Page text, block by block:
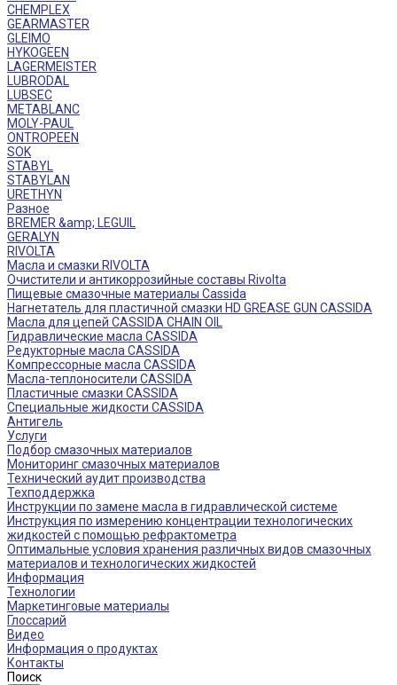
CHEMPLEX
GEARMASTER
GLEIMO
HYKOGEEN
LAGERMEISTER
LUBRODAL
LUBSEC
METABLANC
MOLY-PAUL
ONTROPEEN
SOK
STABYL
STABYLAN
URETHYN
Разное
BREMER &amp; LEGUIL
GERALYN
RIVOLTA
Масла и смазки RIVOLTA
Очистители и антикоррозийные составы Rivolta
Пищевые смазочные материалы Cassida
Нагнетатель для пластичной смазки HD GREASE GUN CASSIDA
Масла для цепей CASSIDA CHAIN OIL
Гидравлические масла CASSIDA
Редукторные масла CASSIDA
Компрессорные масла CASSIDA
Масла-теплоносители CASSIDA
Пластичные смазки CASSIDA
Специальные жидкости CASSIDA
Антигель
Услуги
Подбор смазочных материалов
Мониторинг смазочных материалов
Технический аудит производства
Техподдержка
Инструкции по замене масла в гидравлической системе
Инструкция по измерению концентрации технологических
жидкостей с помощью рефрактометра
Оптимальные условия хранения различных видов смазочных
материалов и технологических жидкостей
Информация
Технологии
Маркетинговые материалы
Глоссарий
Видео
Информация о продуктах
Контакты
Поиск